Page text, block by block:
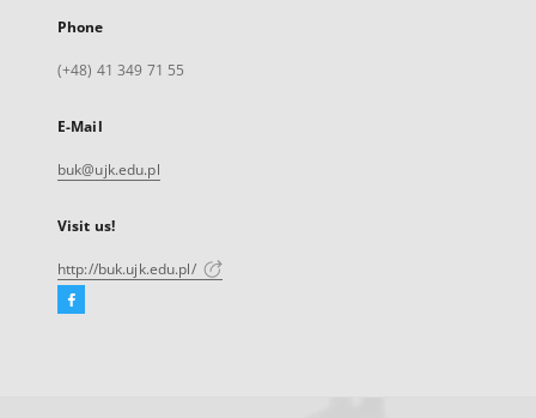
Phone
(+48) 41 349 71 55
E-Mail
buk@ujk.edu.pl
Visit us!
http://buk.ujk.edu.pl/
Facebook